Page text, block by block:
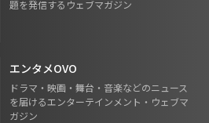
題を発信するウェブマガジン
エンタメOVO
ドラマ・映画・舞台・音楽などのニュース
を届けるエンターテインメント・ウェブマ
ガジン